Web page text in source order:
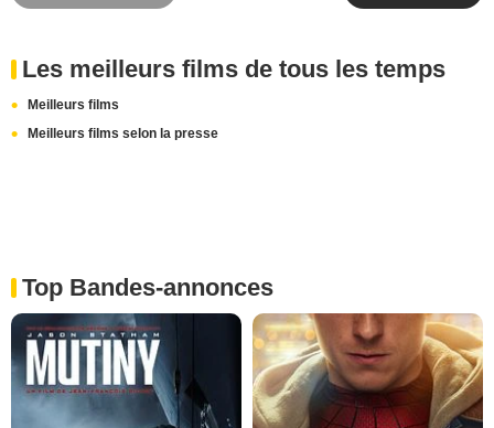
Les meilleurs films de tous les temps
Meilleurs films
Meilleurs films selon la presse
Top Bandes-annonces